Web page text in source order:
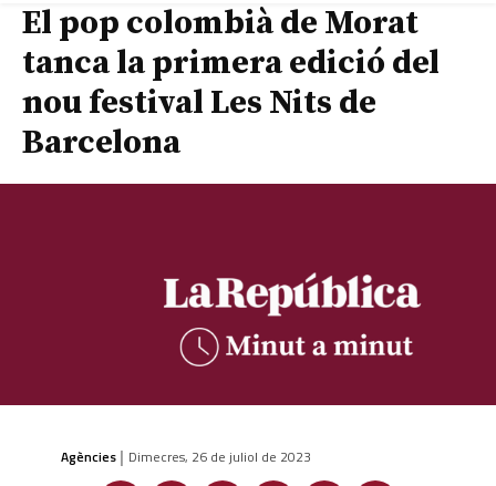
El pop colombià de Morat
tanca la primera edició del
nou festival Les Nits de
Barcelona
Agències | Dimecres, 26 de juliol de 2023